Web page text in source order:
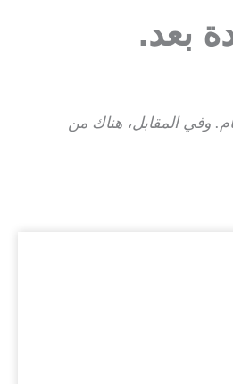
بعد.
وفي المقابل، هناك من